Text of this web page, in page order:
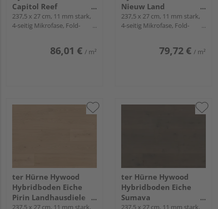
Capitol Reef
Landhausdiele lackiert
extramatt ruhig -
237,5 x 27 cm, 11 mm stark,
4-seitig Mikrofase, Fold-
86,01 € / m²
Nieuw Land
Landhausdiele lackiert
extramatt natürlich -
237,5 x 27 cm, 11 mm stark,
4-seitig Mikrofase, Fold-
79,72 € / m²
ter Hürne Hywood
Hybridboden Eiche
Pirin Landhausdiele
237,5 x 27 cm, 11 mm stark,
ter Hürne Hywood
Hybridboden Eiche
Sumava
237,5 x 27 cm, 11 mm stark,